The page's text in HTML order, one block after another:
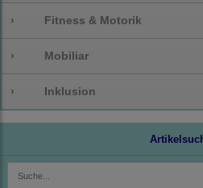
› Fitness & Motorik
› Mobiliar
› Inklusion